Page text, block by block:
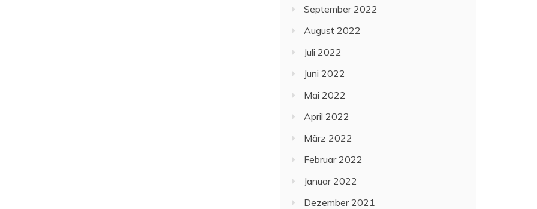
September 2022
August 2022
Juli 2022
Juni 2022
Mai 2022
April 2022
März 2022
Februar 2022
Januar 2022
Dezember 2021